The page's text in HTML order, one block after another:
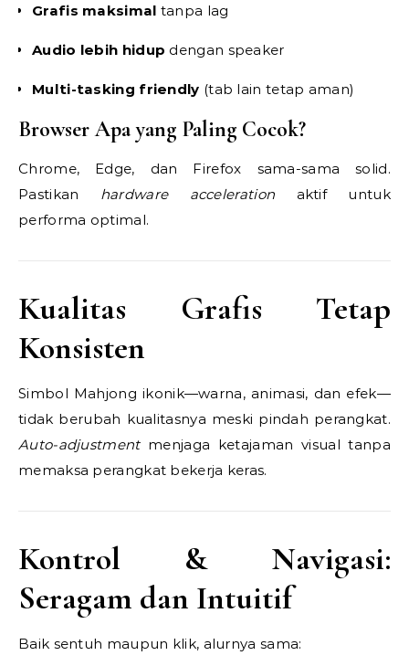
Grafis maksimal tanpa lag
Audio lebih hidup dengan speaker
Multi-tasking friendly (tab lain tetap aman)
Browser Apa yang Paling Cocok?
Chrome, Edge, dan Firefox sama-sama solid.
Pastikan hardware acceleration aktif untuk
performa optimal.
Kualitas Grafis Tetap
Konsisten
Simbol Mahjong ikonik—warna, animasi, dan efek—
tidak berubah kualitasnya meski pindah perangkat.
Auto-adjustmentmenjaga ketajaman visual tanpa
memaksa perangkat bekerja keras.
Kontrol & Navigasi:
Seragam dan Intuitif
Baik sentuh maupun klik, alurnya sama: